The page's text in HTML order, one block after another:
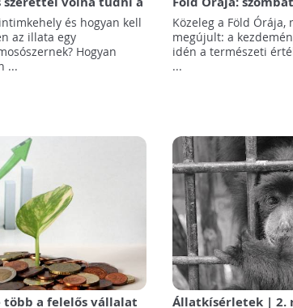
de sosem merted
az első Zöldülők
és hogyan kell
az illata egy
Hogyan
...
Budapest!
Közeleg a Föld Órája,
megújult: a
idén a természeti
...
több a felelős vállalat Állatkísérletek | 2.